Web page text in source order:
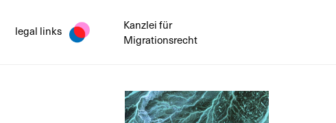
legal links
Kanzlei für
Migrationsrecht